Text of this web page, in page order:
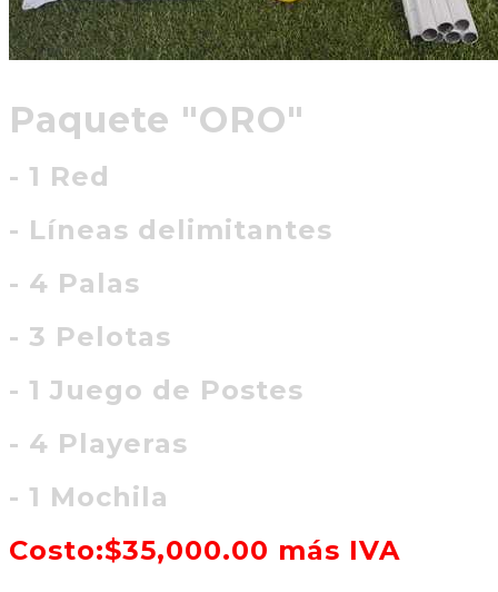
Paquete "ORO"
- 1 Red
- Líneas delimitantes
- 4 Palas
- 3 Pelotas
- 1 Juego de Postes
- 4 Playeras
- 1 Mochila
Costo:$35,000.00 más IVA